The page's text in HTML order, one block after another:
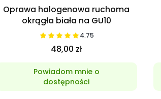
Oprawa halogenowa ruchoma
okrągła biała na GU10
4.75
48,00 zł
Powiadom mnie o
dostępności